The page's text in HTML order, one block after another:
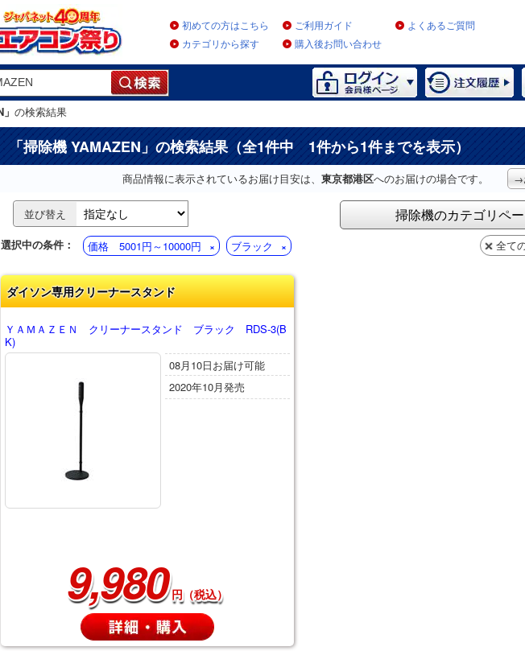
初めての方はこちら ご利用ガイド
よくあるご質問
カテゴリから探す
購入後お問い合わせ
の検索結果
「掃除機 YAMAZEN 」の検索結果（全1件中 1件から1件までを表示）
商品情報に表示されているお届け目安は、 東京都港区へのお届けの場合です。 →
並び替え 掃除機のカテゴリペ
選択中の条件： 価格 5001円～10000円 ブラック 全て
ダイソン専用クリーナースタンド
ＹＡＭＡＺＥＮ クリーナースタンド ブラック RDS-3(B
K)
08月10日お届け可能
2020年10月発売
9,980 円（税込）